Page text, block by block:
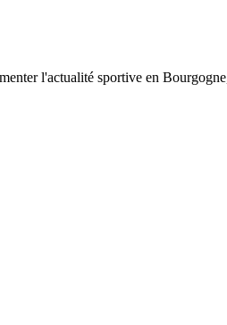
l'actualité sportive en